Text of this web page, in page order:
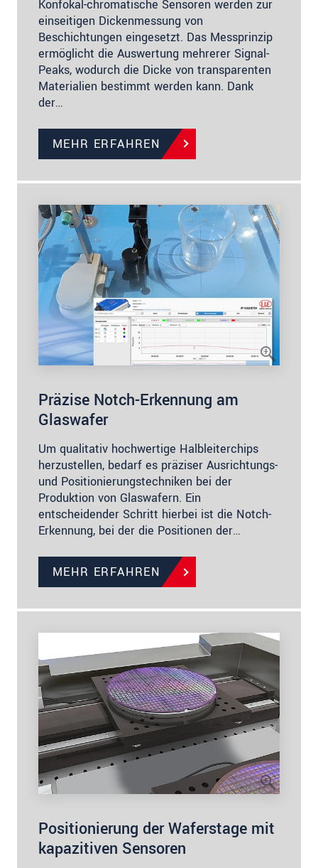
Konfokal-chromatische Sensoren werden zur
einseitigen Dickenmessung von
Beschichtungen eingesetzt. Das Messprinzip
ermöglicht die Auswertung mehrerer Signal-
Peaks, wodurch die Dicke von transparenten
Materialien bestimmt werden kann. Dank
der…
MEHR ERFAHREN
Präzise Notch-Erkennung am
Glaswafer
Um qualitativ hochwertige Halbleiterchips
herzustellen, bedarf es präziser Ausrichtungs-
und Positionierungstechniken bei der
Produktion von Glaswafern. Ein
entscheidender Schritt hierbei ist die Notch-
Erkennung, bei der die Positionen der…
MEHR ERFAHREN
Positionierung der Waferstage mit
kapazitiven Sensoren